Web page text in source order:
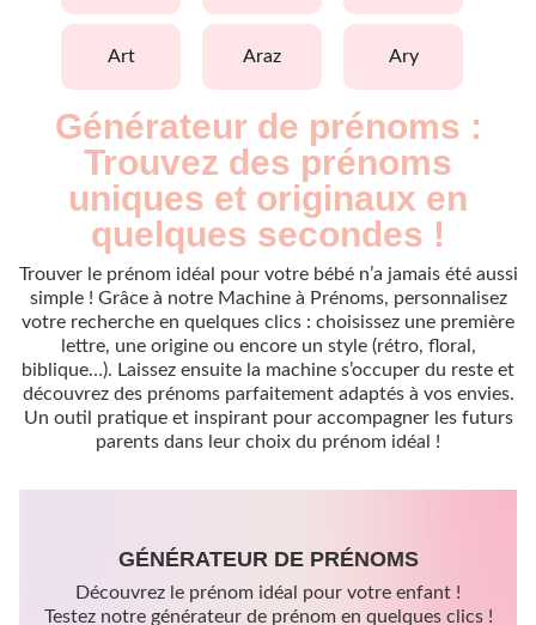
art araz ary
Générateur de prénoms :
Trouvez des prénoms
uniques et originaux en
quelques secondes !
Trouver le prénom idéal pour votre bébé n’a jamais été aussi
simple ! Grâce à notre Machine à Prénoms, personnalisez
votre recherche en quelques clics : choisissez une première
lettre, une origine ou encore un style (rétro, floral,
biblique…). Laissez ensuite la machine s’occuper du reste et
découvrez des prénoms parfaitement adaptés à vos envies.
Un outil pratique et inspirant pour accompagner les futurs
parents dans leur choix du prénom idéal !
GÉNÉRATEUR DE PRÉNOMS
Découvrez le prénom idéal pour votre enfant !
Testez notre générateur de prénom en quelques clics !